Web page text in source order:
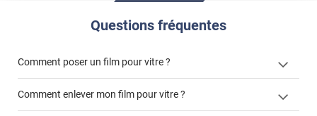
Questions fréquentes
Comment poser un film pour vitre ?
Comment enlever mon film pour vitre ?